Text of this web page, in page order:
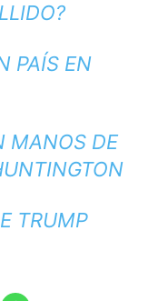
PAÍS EN
MANOS DE
TRUMP